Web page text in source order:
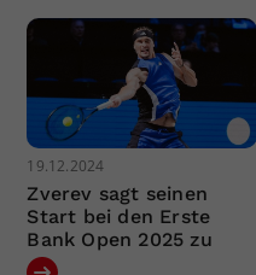
19.12.2024
Zverev sagt seinen
Start bei den Erste
Bank Open 2025 zu